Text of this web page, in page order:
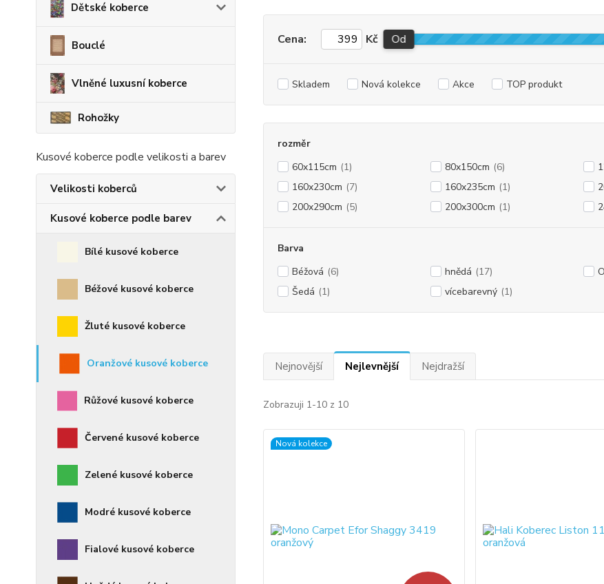
Dětské koberce
Bouclé
Vlněné luxusní koberce
Rohožky
Kusové koberce podle velikosti a barev
Velikosti koberců
Kusové koberce podle barev
Bílé kusové koberce
Béžové kusové koberce
Žluté kusové koberce
Oranžové kusové koberce
Růžové kusové koberce
Červené kusové koberce
Zelené kusové koberce
Modré kusové koberce
Fialové kusové koberce
Cena: Kč Od
Skladem Nová kolekce Akce TOP produkt
rozměr
60x115cm (1) 80x150cm (6)
160x230cm (7) 160x235cm (1)
200x290cm (5) 200x300cm (1)
Barva
Béžová (6) hnědá (17)
Šedá (1) vícebarevný (1)
Nejnovější Nejlevnější Nejdražší
Zobrazuji 1-10 z 10
Nová kolekce